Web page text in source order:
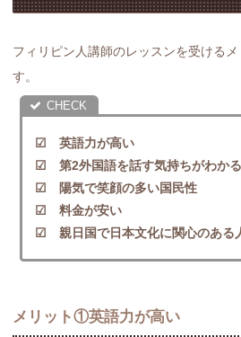
フィリピン人講師のレッスンを受ける
す。
☑ 英語力が高い
☑ 第2外国語を話す気持ちがわかる
☑ 陽気で笑顔の多い国民性
☑ 料金が安い
☑ 親日国で日本文化に関心のある
メリット①英語力が高い